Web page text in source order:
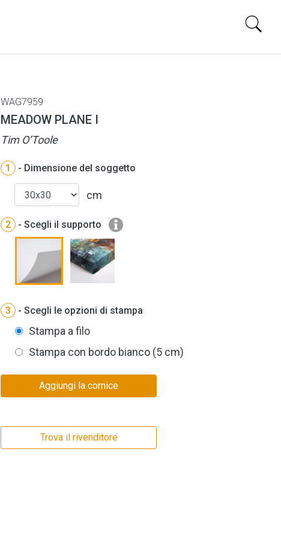
WAG7959
MEADOW PLANE I
Tim O’Toole
1 - Dimensione del soggetto
cm
2 - Scegli il supporto
3 - Scegli le opzioni di stampa
Stampa a filo
Stampa con bordo bianco (5 cm)
Aggiungi la cornice
Trova il rivenditore